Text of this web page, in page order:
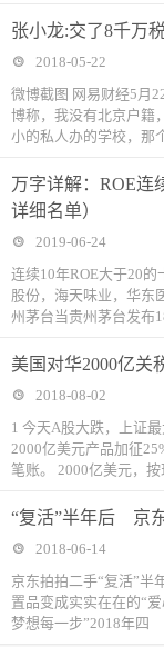
张小龙:交了8千万
2018-05-22
微博截图 网易财经5月
博称，我没有北京户籍
小的私人办的学校，那
万字详解：ROE连
详细名单）
2019-06-24
连续10年ROE大于20
股份，海天味业，华东
州茅台当贵州茅台发布
美国对华2000亿关
2018-08-02
1 今天A股大跌，上证
2000亿美元产品加征
笔账。 2000亿美元，
“复活”半年后 京
2018-06-14
京东拍拍二手“复活”半
置品变成实实在在的“
梦想每一步”2018年四